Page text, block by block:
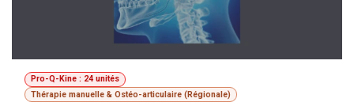
Pro-Q-Kine : 24 unités
Thérapie manuelle & Ostéo-articulaire (Régionale)